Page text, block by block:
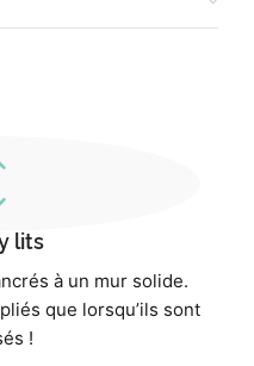
lits
à un mur solide.
que lorsqu’ils sont
!